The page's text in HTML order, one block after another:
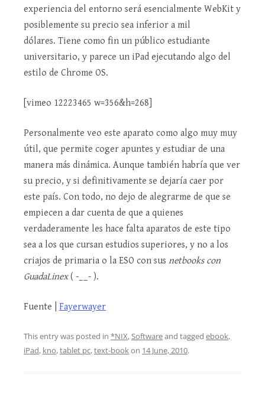
experiencia del entorno será esencialmente WebKit y
posiblemente su precio sea inferior a mil
dólares. Tiene como fin un público estudiante
universitario, y parece un iPad ejecutando algo del
estilo de Chrome OS.
[vimeo 12223465 w=356&h=268]
Personalmente veo este aparato como algo muy muy
útil, que permite coger apuntes y estudiar de una
manera más dinámica. Aunque también habría que ver
su precio, y si definitivamente se dejaría caer por
este país. Con todo, no dejo de alegrarme de que se
empiecen a dar cuenta de que a quienes
verdaderamente les hace falta aparatos de este tipo
sea a los que cursan estudios superiores, y no a los
criajos de primaria o la ESO con sus netbooks con
GuadaLinex( -__- ).
Fuente | Fayerwayer
This entry was posted in *NIX,Softwareand tagged ebook,
iPad, kno,tablet pc,text-bookon 14 June, 2010.